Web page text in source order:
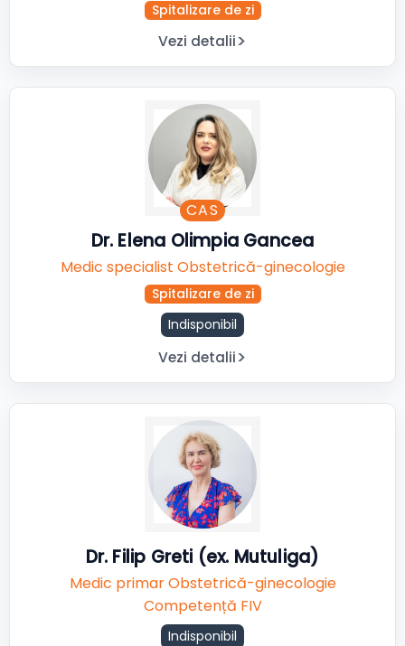
Spitalizare de zi
Vezi detalii
CAS
Dr. Elena Olimpia Gancea
Medic specialist Obstetrică-ginecologie
Spitalizare de zi
Indisponibil
Vezi detalii
Dr. Filip Greti (ex. Mutuliga)
Medic primar Obstetrică-ginecologie
Competență FIV
Indisponibil